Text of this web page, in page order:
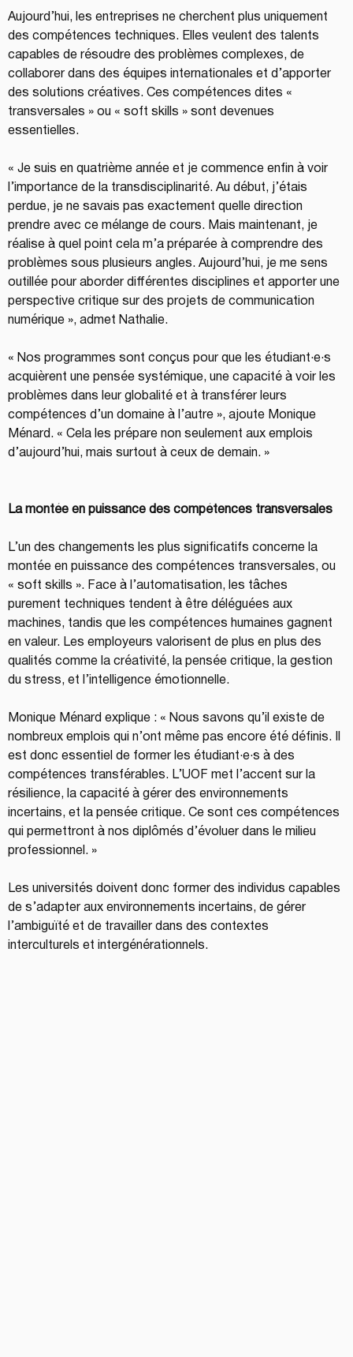
Aujourd’hui, les entreprises ne cherchent plus uniquement
des compétences techniques. Elles veulent des talents
capables de résoudre des problèmes complexes, de
collaborer dans des équipes internationales et d’apporter
des solutions créatives. Ces compétences dites «
transversales » ou « soft skills » sont devenues
essentielles.
« Je suis en quatrième année et je commence enfin à voir
l’importance de la transdisciplinarité. Au début, j’étais
perdue, je ne savais pas exactement quelle direction
prendre avec ce mélange de cours. Mais maintenant, je
réalise à quel point cela m’a préparée à comprendre des
problèmes sous plusieurs angles. Aujourd’hui, je me sens
outillée pour aborder différentes disciplines et apporter une
perspective critique sur des projets de communication
numérique », admet Nathalie.
« Nos programmes sont conçus pour que les étudiant·e·s
acquièrent une pensée systémique, une capacité à voir les
problèmes dans leur globalité et à transférer leurs
compétences d’un domaine à l’autre », ajoute Monique
Ménard. « Cela les prépare non seulement aux emplois
d’aujourd’hui, mais surtout à ceux de demain. »
La montée en puissance des compétences transversales
L’un des changements les plus significatifs concerne la
montée en puissance des compétences transversales, ou
« soft skills ». Face à l’automatisation, les tâches
purement techniques tendent à être déléguées aux
machines, tandis que les compétences humaines gagnent
en valeur. Les employeurs valorisent de plus en plus des
qualités comme la créativité, la pensée critique, la gestion
du stress, et l’intelligence émotionnelle.
Monique Ménard explique : « Nous savons qu’il existe de
nombreux emplois qui n’ont même pas encore été définis. Il
est donc essentiel de former les étudiant·e·s à des
compétences transférables. L’UOF met l’accent sur la
résilience, la capacité à gérer des environnements
incertains, et la pensée critique. Ce sont ces compétences
qui permettront à nos diplômés d’évoluer dans le milieu
professionnel. »
Les universités doivent donc former des individus capables
de s’adapter aux environnements incertains, de gérer
l’ambiguïté et de travailler dans des contextes
interculturels et intergénérationnels.